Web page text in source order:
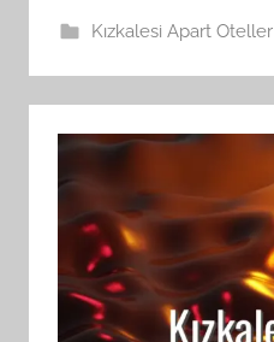
Kızkalesi Apart Oteller